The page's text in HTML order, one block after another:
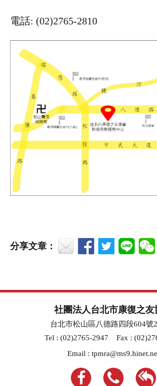
電話: (02)2765-2810
分享文章：
社團法人台北市康復之友
台北市松山區八德路四段604號
Tel : (02)2765-2947
Fax :
Email :